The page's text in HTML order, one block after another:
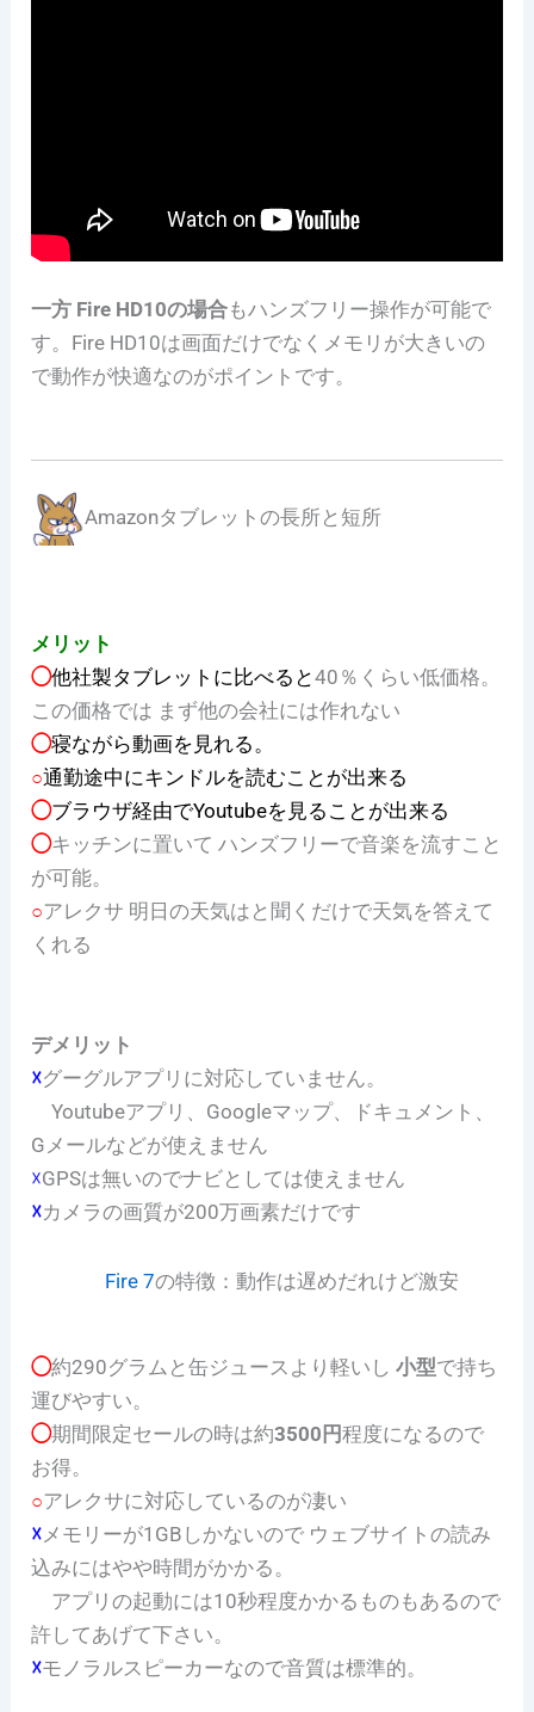
一方 Fire HD10の場合もハンズフリー操作が可能で
す。Fire HD10は画面だけでなくメモリが大きいの
で動作が快適なのがポイントです。
Amazonタブレットの長所と短所
メリット
◯他社製タブレットに比べると40％くらい低価格。
この価格では まず他の会社には作れない
◯寝ながら動画を見れる。
○通勤途中にキンドルを読むことが出来る
◯ブラウザ経由でYoutubeを見ることが出来る
◯キッチンに置いて ハンズフリーで音楽を流すこと
が可能。
○アレクサ 明日の天気はと聞くだけで天気を答えて
くれる
デメリット
☓グーグルアプリに対応していません。
Youtubeアプリ、Googleマップ、ドキュメント、
Gメールなどが使えません
☓GPSは無いのでナビとしては使えません
☓カメラの画質が200万画素だけです
Fire 7の特徴：動作は遅めだれけど激安
◯約290グラムと缶ジュースより軽いし小型で持ち
運びやすい。
◯期間限定セールの時は約3500円程度になるので
お得。
○アレクサに対応しているのが凄い
☓メモリーが1GBしかないので ウェブサイトの読み
込みにはやや時間がかかる。
アプリの起動には10秒程度かかるものもあるので
許してあげて下さい。
☓モノラルスピーカーなので音質は標準的。